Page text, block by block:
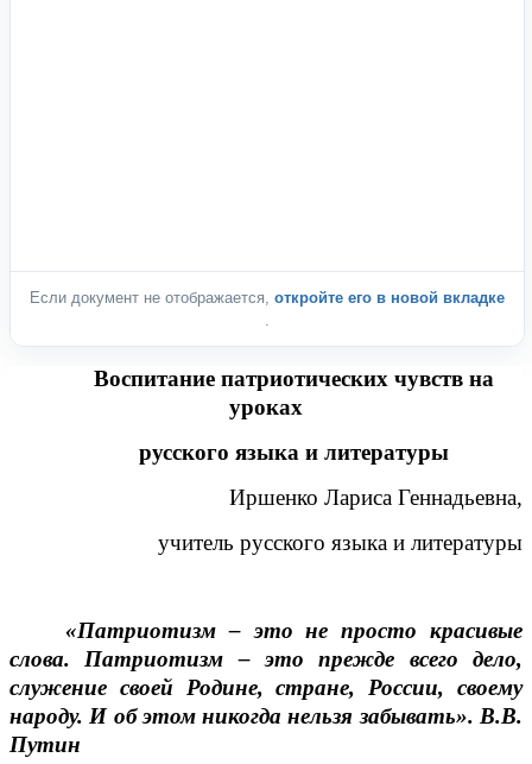
Если документ не отображается, откройте его в новой вкладке
Воспитание патриотических чувств на
уроках
русского языка и литературы
Иршенко Лариса Геннадьевна,
учитель русского языка и литературы
«Патриотизм – это не просто красивые
слова. Патриотизм – это прежде всего дело,
служение своей Родине, стране, России, своему
народу. И об этом никогда нельзя забывать». В.В.
Путин